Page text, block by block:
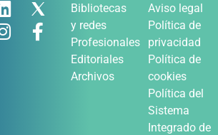
Bibliotecas
y redes
Profesionales
Editoriales
Archivos
Aviso legal
Política de
privacidad
Política de
cookies
Política del
Sistema
Integrado de